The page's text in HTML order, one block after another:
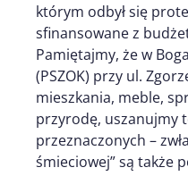
którym odbył się
sfinansowane z
Pamiętajmy, że w
(PSZOK) przy ul.
mieszkania, meble,
przyrodę, uszanujmy
przeznaczonych –
śmieciowej” są także